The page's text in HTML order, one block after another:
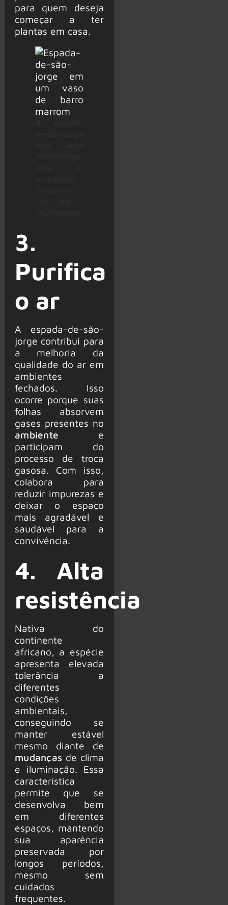
para quem deseja
começar a ter
plantas em casa.
3.
Purifica
o ar
A espada-de-são-
jorge contribui para
a melhoria da
qualidade do ar em
ambientes
fechados. Isso
ocorre porque suas
folhas absorvem
gases presentes no
ambiente e
participam do
processo de troca
gasosa. Com isso,
colabora para
reduzir impurezas e
deixar o espaço
mais agradável e
saudável para a
convivência.
4. Alta
resistência
Nativa do
continente
africano, a espécie
apresenta elevada
tolerância a
diferentes
condições
ambientais,
conseguindo se
manter estável
mesmo diante de
mudanças de clima
e iluminação. Essa
característica
permite que se
desenvolva bem
em diferentes
espaços, mantendo
sua aparência
preservada por
longos períodos,
mesmo sem
cuidados
frequentes.